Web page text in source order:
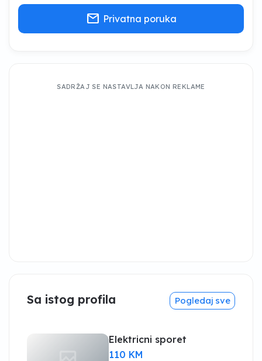
mail Privatna poruka
SADRŽAJ SE NASTAVLJA NAKON REKLAME
Sa istog profila Pogledaj sve
Elektricni sporet
110 KM